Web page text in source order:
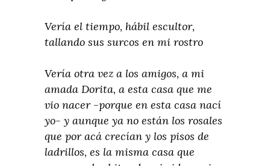
Vería el tiempo, hábil escultor,
tallando sus surcos en mi rostro
Vería otra vez a los amigos, a mi
amada Dorita, a esta casa que me
vio nacer -porque en esta casa nací
yo- y aunque ya no están los rosales
que por acá crecían y los pisos de
ladrillos, es la misma casa que